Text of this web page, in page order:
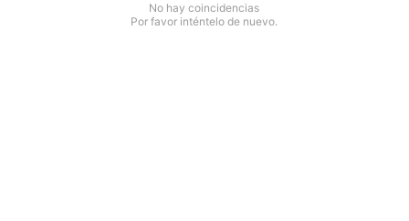
No hay coincidencias
Por favor inténtelo de nuevo.